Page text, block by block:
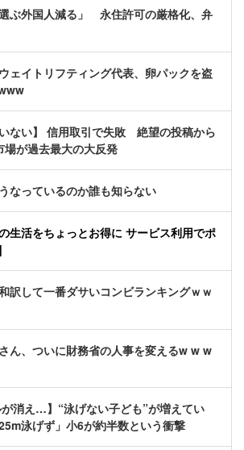
選ぶ外国人減る」 永住許可の厳格化、弁
ェイトリフティング代表、卵パックを盗
いない】 信用取引で失敗 絶望の投稿から
が過去最大の大反発
なっているのか誰も知らない
生活をちょっとお得に サービス利用でポ
訳して一番ダサいコンビランキングｗｗ
ん、ついに財務省の人事を変えるw w w
が消え…】“泳げない子ども”が増えてい
泳げず」小6が約半数という衝撃